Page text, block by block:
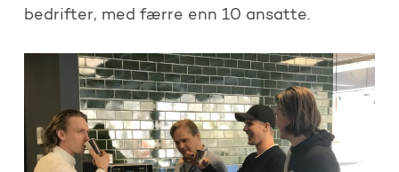
bedrifter, med færre enn 10 ansatte.